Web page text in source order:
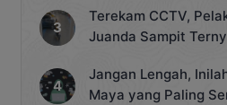
Terekam CCTV,
Juanda Sampit
Jangan Lengah,
Maya yang Paling